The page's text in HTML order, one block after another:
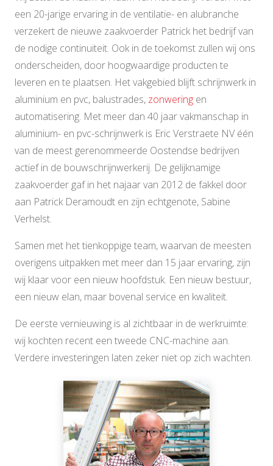
een 20-jarige ervaring in de ventilatie- en alubranche
verzekert de nieuwe zaakvoerder Patrick het bedrijf van
de nodige continuïteit. Ook in de toekomst zullen wij ons
onderscheiden, door hoogwaardige producten te
leveren en te plaatsen. Het vakgebied blijft schrijnwerk in
aluminium en pvc, balustrades, zonwering en
automatisering. Met meer dan 40 jaar vakmanschap in
aluminium- en pvc-schrijnwerk is Eric Verstraete NV één
van de meest gerenommeerde Oostendse bedrijven
actief in de bouwschrijnwerkerij. De gelijknamige
zaakvoerder gaf in het najaar van 2012 de fakkel door
aan Patrick Deramoudt en zijn echtgenote, Sabine
Verhelst.
Samen met het tienkoppige team, waarvan de meesten
overigens uitpakken met meer dan 15 jaar ervaring, zijn
wij klaar voor een nieuw hoofdstuk. Een nieuw bestuur,
een nieuw elan, maar bovenal service en kwaliteit.
De eerste vernieuwing is al zichtbaar in de werkruimte:
wij kochten recent een tweede CNC-machine aan.
Verdere investeringen laten zeker niet op zich wachten.